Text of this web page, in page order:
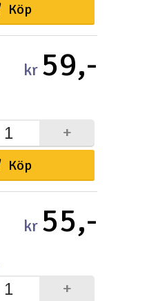
Köp
kr 59,-
Köp
+
kr 55,-
+